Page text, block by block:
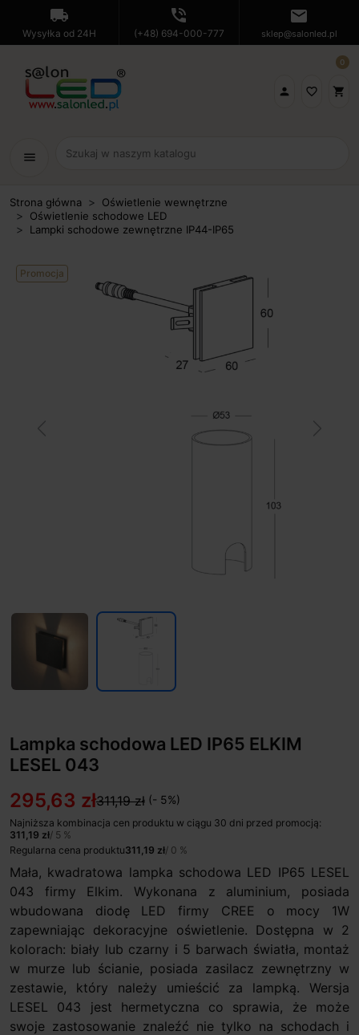
local_shipping
Wysyłka od 24H
phone_in_talk
(+48) 694-000-777
mail
sklep@salonled.pl
 favorite_border shopping_cart
0
menu
Strona główna
Oświetlenie wewnętrzne
Oświetlenie schodowe LED
Lampki schodowe zewnętrzne IP44-IP65
Promocja
Lampka schodowa LED IP65 ELKIM
LESEL 043
295,63 zł311,19 zł (- 5%)
Najniższa kombinacja cen produktu w ciągu 30 dni przed promocją:
311,19 zł/ 5 %
Regularna cena produktu311,19 zł/ 0 %
Mała, kwadratowa lampka schodowa LED IP65 LESEL
043 firmy Elkim. Wykonana z aluminium, posiada
wbudowana diodę LED firmy CREE o mocy 1W
zapewniając dekoracyjne oświetlenie. Dostępna w 2
kolorach: biały lub czarny i 5 barwach światła, montaż
w murze lub ścianie, posiada zasilacz zewnętrzny w
zestawie, który należy umieścić za lampką. Wersja
LESEL 043 jest hermetyczna co sprawia, że może
swoje zastosowanie znaleźć nie tylko na schodach i